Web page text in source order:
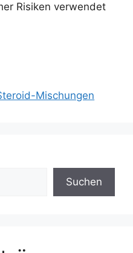
Risiken verwendet
Mischungen
Suchen